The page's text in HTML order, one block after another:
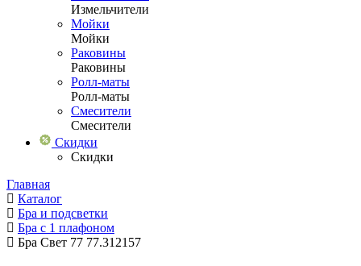
Измельчители
Мойки
Мойки
Раковины
Раковины
Ролл-маты
Ролл-маты
Смесители
Смесители
Скидки
Скидки
Главная
Каталог
Бра и подсветки
Бра с 1 плафоном
Бра Свет 77 77.312157